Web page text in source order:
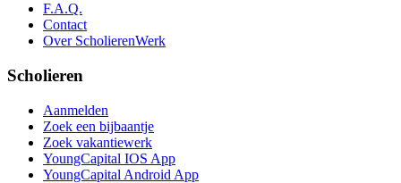
F.A.Q.
Contact
Over ScholierenWerk
Scholieren
Aanmelden
Zoek een bijbaantje
Zoek vakantiewerk
YoungCapital IOS App
YoungCapital Android App